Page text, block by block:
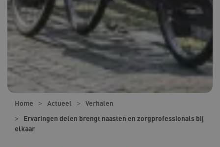
Home Actueel
Verhalen
Ervaringen delen brengt naasten en zorgprofessionals bij
elkaar